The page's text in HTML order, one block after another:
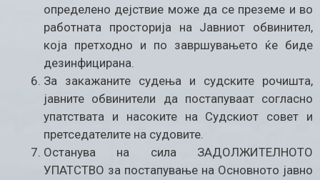
определено дејствие може да се преземе и во
работната просторија на Јавниот обвинител,
која претходно и по завршувањето ќе биде
дезинфицирана.
За закажаните судења и судските рочишта,
јавните обвинители да постапуваат согласно
упатствата и насоките на Судскиот совет и
претседателите на судовите.
Останува на сила ЗАДОЛЖИТЕЛНОТО
УПАТСТВО за постапување на Основното јавно